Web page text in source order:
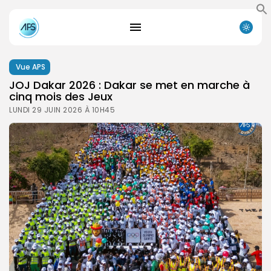
Vue APS
JOJ Dakar 2026 : Dakar se met en marche à
cinq mois des Jeux
LUNDI 29 JUIN 2026 À 10H45